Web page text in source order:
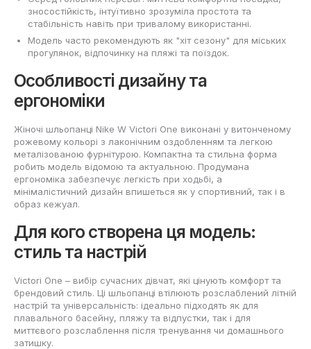
зносостійкість, інтуїтивно зрозуміла простота та
стабільність навіть при тривалому використанні.
Модель часто рекомендують як "хіт сезону" для міських
прогулянок, відпочинку на пляжі та поїздок.
Особливості дизайну та
ергономіки
Жіночі шльопанці Nike W Victori One виконані у витонченому
рожевому кольорі з лаконічним оздобленням та легкою
металізованою фурнітурою. Компактна та стильна форма
робить модель відомою та актуальною. Продумана
ергономіка забезпечує легкість при ходьбі, а
мінімалістичний дизайн впишеться як у спортивний, так і в
образ кежуал.
Для кого створена ця модель:
стиль та настрій
Victori One – вибір сучасних дівчат, які цінують комфорт та
брендовий стиль. Ці шльопанці втілюють розслаблений літній
настрій та універсальність: ідеально підходять як для
плавального басейну, пляжу та відпустки, так і для
миттєвого розслаблення після тренування чи домашнього
затишку.